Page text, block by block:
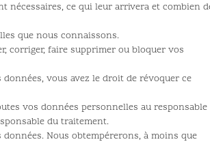
nécessaires, ce qui leur arrivera et combien
que nous connaissons.
corriger, faire supprimer ou bloquer vos
vous avez le droit de révoquer ce
vos données personnelles au responsable
du traitement.
Nous obtempérerons, à moins que